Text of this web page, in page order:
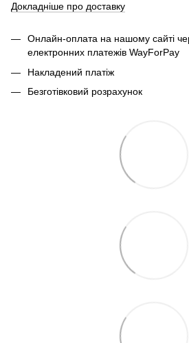
Докладніше про доставку
Онлайн-оплата на нашому сайті
електронних платежів WayForPay
Накладений платіж
Безготівковий розрахунок